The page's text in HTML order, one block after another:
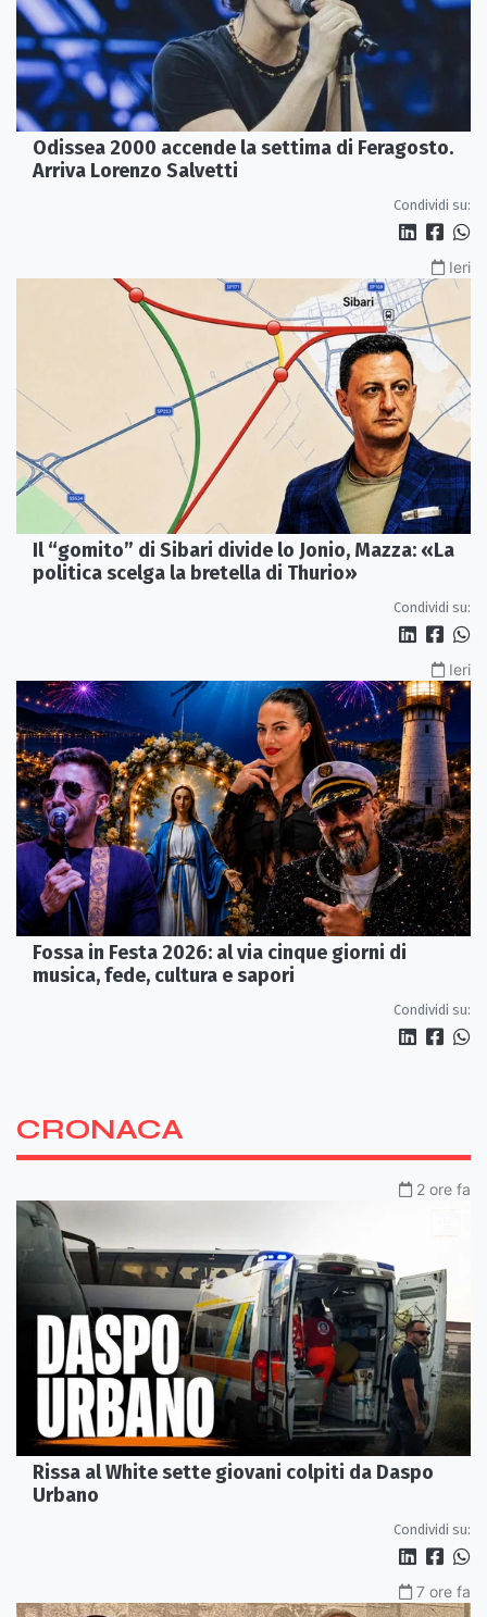
Odissea 2000 accende la settima di Feragosto.
Arriva Lorenzo Salvetti
Condividi su:
Ieri
Il “gomito” di Sibari divide lo Jonio, Mazza: «La
politica scelga la bretella di Thurio»
Condividi su:
Ieri
Fossa in Festa 2026: al via cinque giorni di
musica, fede, cultura e sapori
Condividi su:
CRONACA
2 ore fa
Rissa al White sette giovani colpiti da Daspo
Urbano
Condividi su:
7 ore fa